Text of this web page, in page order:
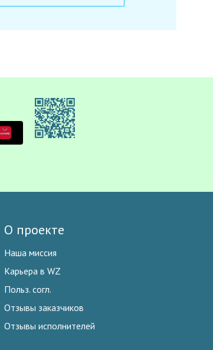
О проекте
Наша миссия
Карьера в WZ
Польз. согл.
Отзывы заказчиков
Отзывы исполнителей